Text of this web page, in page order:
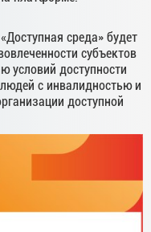
среда» будет
субъектов
условий доступности
с инвалидностью и
доступной